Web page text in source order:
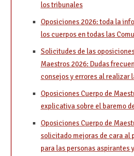
los tribunales
Oposiciones 2026: toda la
los cuerpos en todas las
Solicitudes de las
Maestros 2026: Dudas
consejos y errores al realizar
Oposiciones Cuerpo de
explicativa sobre el baremo
Oposiciones Cuerpo de
solicitado mejoras de cara al
para las personas aspirantes